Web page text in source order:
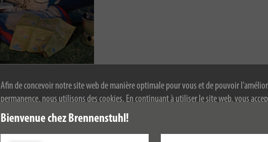
Afin de concevoir notre site web de manière optimale pour vous et de pouvoir
permanence, nous utilisons des cookies. En continuant à utiliser le site web, vous
l'utilisation de cookies. Pour plus d'informations sur les cookies, veuillez consulter
de confidentialité.
Bienvenue chez Brennenstuhl!